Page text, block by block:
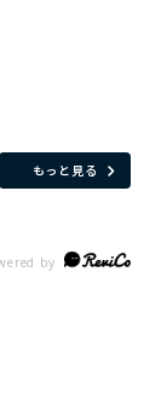
もっと見る